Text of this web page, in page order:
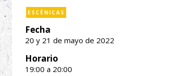
ESCÉNICAS
Fecha
20 y 21 de mayo de 2022
Horario
19:00 a 20:00